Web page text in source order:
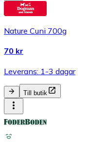
Nature Cuni 700g
70 kr
Leverans: 1-3 dagar
Till butik